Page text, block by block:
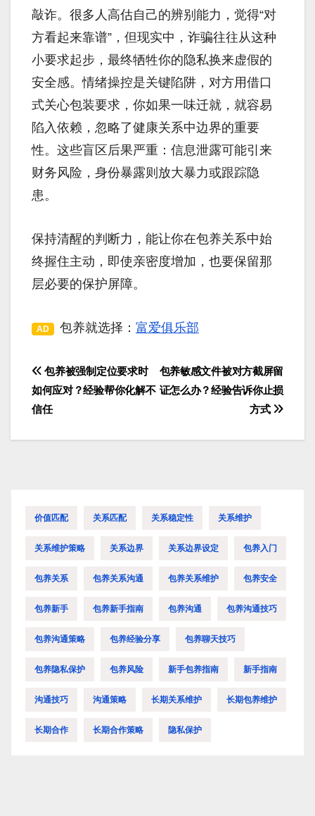
敲诈。很多人高估自己的辨别能力，觉得“对
方看起来靠谱”，但现实中，诈骗往往从这种
小要求起步，最终牺牲你的隐私换来虚假的
安全感。情绪操控是关键陷阱，对方用借口
式关心包装要求，你如果一味迁就，就容易
陷入依赖，忽略了健康关系中边界的重要
性。这些盲区后果严重：信息泄露可能引来
财务风险，身份暴露则放大暴力或跟踪隐
患。
保持清醒的判断力，能让你在包养关系中始
终握住主动，即使亲密度增加，也要保留那
层必要的保护屏障。
AD 包养就选择： 富爱俱乐部
文
章
航
包养敏感文件被对方截屏留
证怎么办？经验告诉你止损
方式
包养被强制定位要求时
如何应对？经验帮你化解不
信任
价值匹配 关系匹配 关系稳定性 关系维护
关系维护策略 关系边界 关系边界设定 包养入门
包养关系 包养关系沟通 包养关系维护 包养安全
包养新手 包养新手指南 包养沟通 包养沟通技巧
包养沟通策略 包养经验分享 包养聊天技巧
包养隐私保护 包养风险 新手包养指南 新手指南
沟通技巧 沟通策略 长期关系维护 长期包养维护
长期合作 长期合作策略 隐私保护